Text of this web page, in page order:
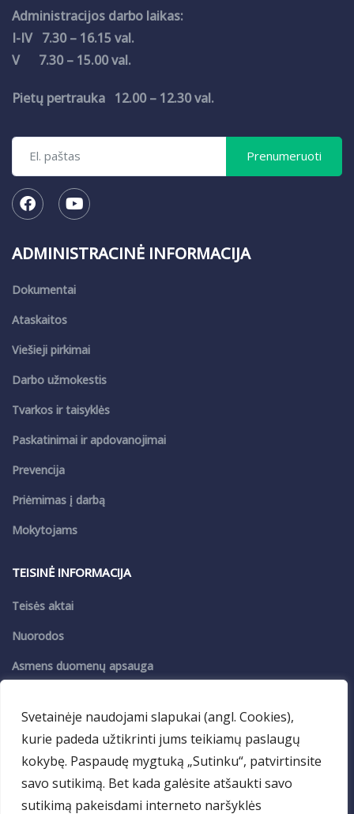
Svetainėje naudojami slapukai (angl. Cookies),
kurie padeda užtikrinti jums teikiamų paslaugų
kokybę. Paspaudę mygtuką „Sutinku“, patvirtinsite
savo sutikimą. Bet kada galėsite atšaukti savo
sutikimą pakeisdami interneto naršyklės
Administracijos darbo laikas:
I-IV 7.30 – 16.15 val.
V 7.30 – 15.00 val.
Pietų pertrauka 12.00 – 12.30 val.
ADMINISTRACINĖ INFORMACIJA
Dokumentai
Ataskaitos
Viešieji pirkimai
Darbo užmokestis
Tvarkos ir taisyklės
Paskatinimai ir apdovanojimai
Prevencija
Priėmimas į darbą
Mokytojams
TEISINĖ INFORMACIJA
Teisės aktai
Nuorodos
Asmens duomenų apsauga
PASLAUGOS
Maitinimas